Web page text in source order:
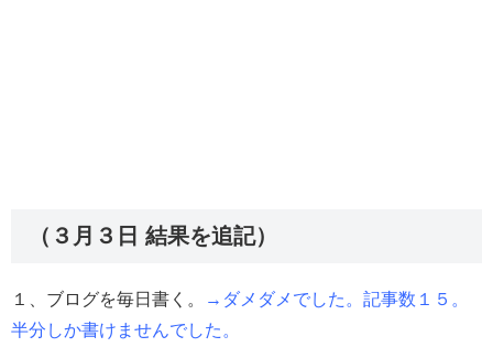
（３月３日 結果を追記）
１、ブログを毎日書く。
→ダメダメでした。記事数１５。
半分しか書けませんでした。